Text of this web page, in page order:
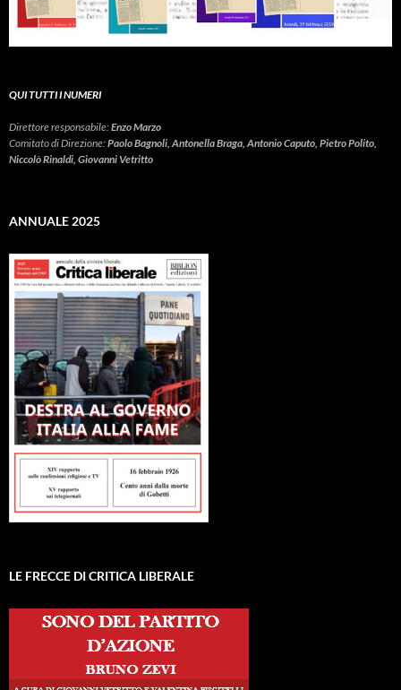
QUI TUTTI I NUMERI
Direttore responsabile:Enzo Marzo
Comitato di Direzione:Paolo Bagnoli, Antonella Braga, Antonio Caputo, Pietro Polito,
Niccolò Rinaldi, Giovanni Vetritto
ANNUALE 2025
LE FRECCE DI CRITICA LIBERALE